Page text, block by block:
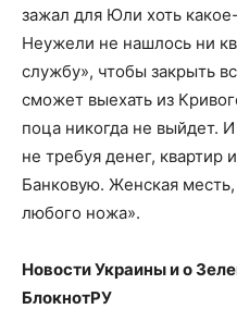
зажал для Юли хоть
Неужели не нашлось ни
службу», чтобы закрыть
сможет выехать из
поца никогда не выйдет.
не требуя денег, квартир
Банковую. Женская
любого ножа».
Новости Украины и о
БлокнотРУ